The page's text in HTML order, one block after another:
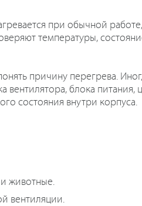
при обычной
температуры,
причину перегрева.
блока
состояния внутри корпуса.
животные.
вентиляции.